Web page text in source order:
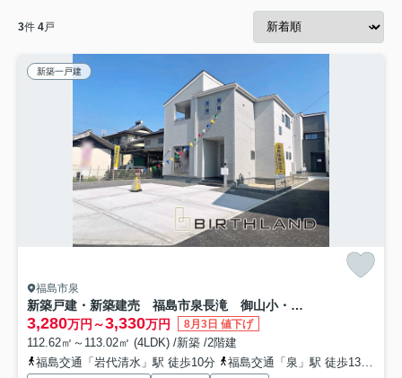
3件 4戸
新築一戸建
福島市泉
新築戸建・新築建売 福島市泉長滝 御山小・清水中
3,280万円～3,330万円 8月3日 値下げ
112.62㎡～113.02㎡ (4LDK) /新築 /2階建
福島交通「岩代清水」駅 徒歩10分
福島交通「泉」駅 徒歩13分